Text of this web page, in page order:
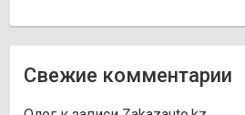
Свежие комментарии